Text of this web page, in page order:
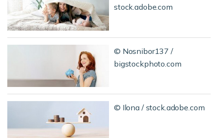
stock.adobe.com
© Nosnibor137 /
bigstockphoto.com
© Ilona / stock.adobe.com